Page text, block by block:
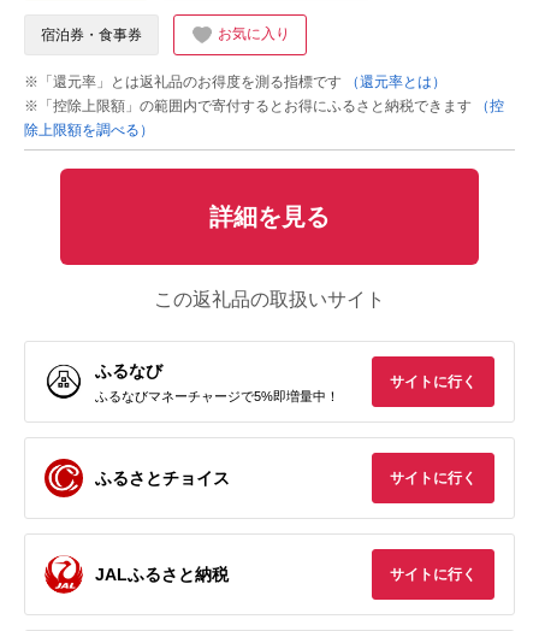
宿泊券・食事券 お気に入り
※「還元率」とは返礼品のお得度を測る指標です
（還元率とは）
※「控除上限額」の範囲内で寄付するとお得にふるさと納税できます
（控
除上限額を調べる）
詳細を見る
この返礼品の取扱いサイト
ふるなび
ふるなびマネーチャージで5%即増量中！
サイトに行く
ふるさとチョイス サイトに行く
JALふるさと納税 サイトに行く